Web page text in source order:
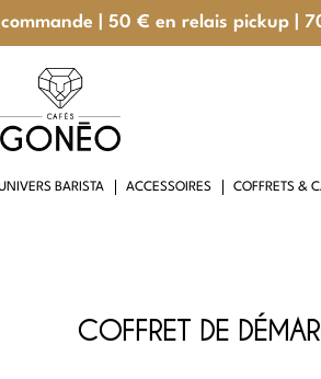
| 50 € en relais pickup |
BARISTA ACCESSOIRES COFFRETS &
COFFRET DE